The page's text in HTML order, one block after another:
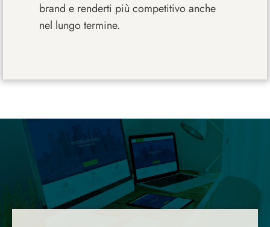
brand e renderti più competitivo anche
nel lungo termine.